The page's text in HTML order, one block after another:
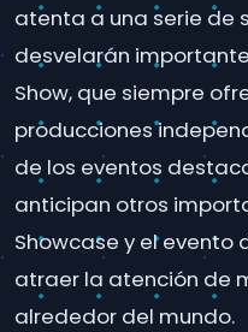
atenta a una serie de
desvelarán
Show, que siempre
producciones
de los eventos
anticipan otros
Showcase y el evento
atraer la atención de
alrededor del mundo.